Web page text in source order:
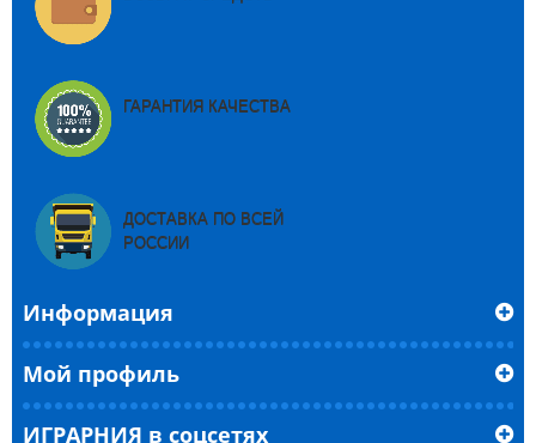
ГАРАНТИЯ КАЧЕСТВА
ДОСТАВКА ПО ВСЕЙ
РОССИИ
Информация
Мой профиль
ИГРАРНИЯ в соцсетях